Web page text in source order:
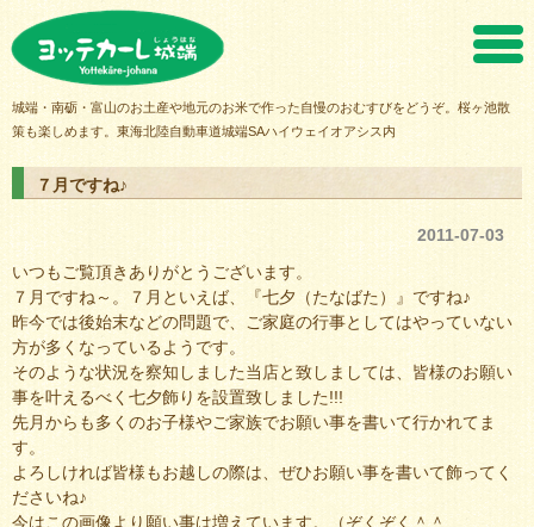
城端・南砺・富山のお土産や地元のお米で作った自慢のおむすびをどうぞ。桜ヶ池散
策も楽しめます。東海北陸自動車道城端SAハイウェイオアシス内
７月ですね♪
2011-07-03
いつもご覧頂きありがとうございます。
７月ですね～。７月といえば、『七夕（たなばた）』ですね♪
昨今では後始末などの問題で、ご家庭の行事としてはやっていない
方が多くなっているようです。
そのような状況を察知しました当店と致しましては、皆様のお願い
事を叶えるべく七夕飾りを設置致しました!!!
先月からも多くのお子様やご家族でお願い事を書いて行かれてま
す。
よろしければ皆様もお越しの際は、ぜひお願い事を書いて飾ってく
ださいね♪
今はこの画像より願い事は増えています。（ぞくぞく＾＾